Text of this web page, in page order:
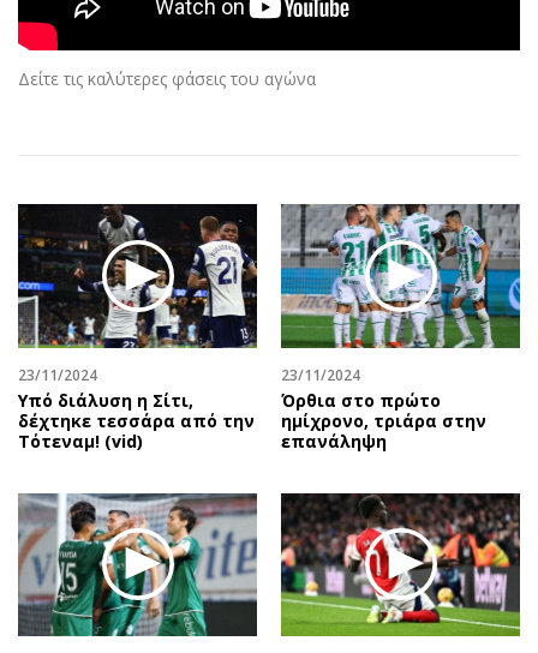
Αθλητισμός
Κύπρος
Ελλάδα
Κληρώσεις Allwyn
Οικονομία
Real Estate
Επιχειρήσεις
Αγορές
Money Review
AstroBank Properties
Trends
Ναυτιλία
Περιβάλλον
Ελλάδα
Κόσμος
Geek
Νέα
Κινητά-tablets
Αυτοκίνηση
Πολιτική
Οικονομία
Γενικά
Αναδρομές
Πρόσωπα
Περιβάλλον
Good Life
Showbiz
Ταξίδια
Συνταγές
Έξοδος
Δείτε τις καλύτερες φάσεις του αγώνα
23/11/2024
Υπό διάλυση η Σίτι,
δέχτηκε τεσσάρα από την
Τότεναμ! (vid)
23/11/2024
Όρθια στο πρώτο
ημίχρονο, τριάρα στην
επανάληψη